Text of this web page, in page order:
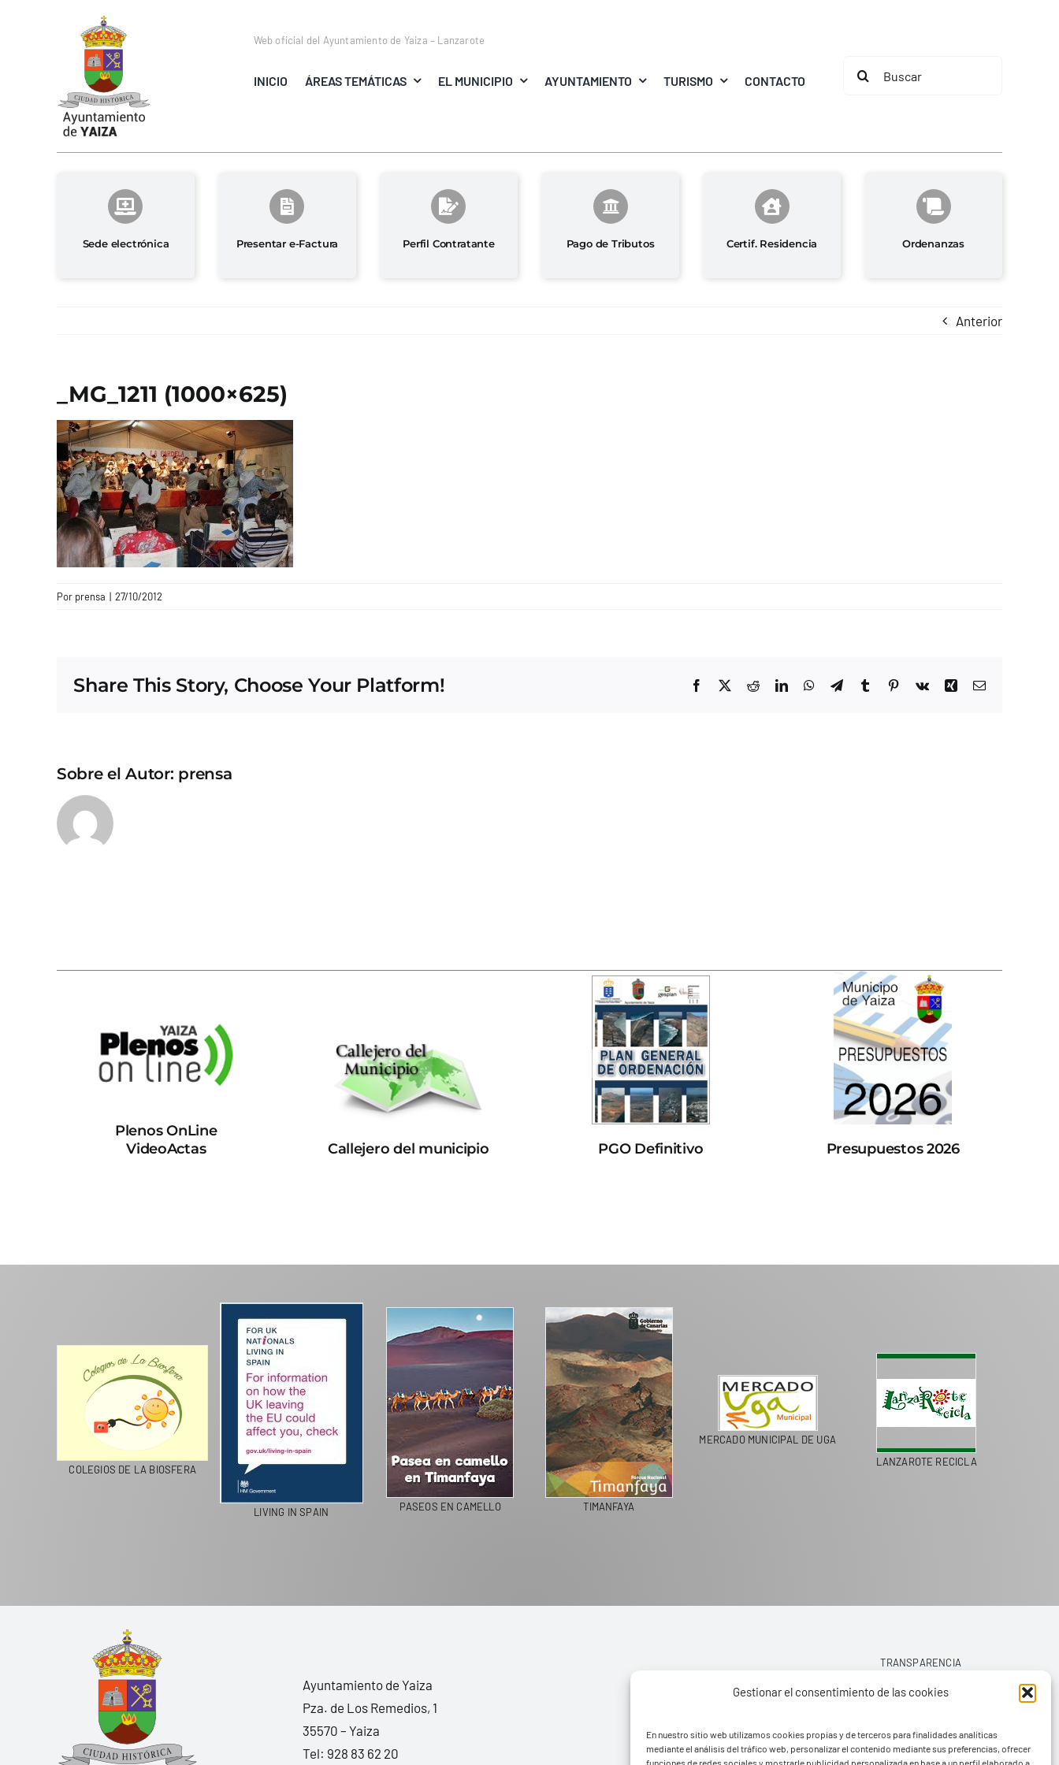
Gestionar el consentimiento de las cookies
En nuestro sitio web utilizamos cookies propias y de terceros para finalidades analíticas
mediante el análisis del tráfico web, personalizar el contenido mediante sus preferencias, ofrecer
funciones de redes sociales y mostrarle publicidad personalizada en base a un perfil elaborado a
Web oficial del Ayuntamiento de Yaiza – Lanzarote
INICIO ÁREAS TEMÁTICAS EL MUNICIPIO AYUNTAMIENTO TURISMO CONTACTO
Buscar:
Sede electrónica Presentar e-Factura Perfil Contratante Pago de Tributos Certif. Residencia Ordenanzas
Anterior
_MG_1211 (1000×625)
Por prensa | 27/10/2012
Share This Story, Choose Your Platform! Facebook
X RedditLinkedInWhatsApp
TelegramTumblrPinterest
Vk Xing Correo
Sobre el Autor: prensa
Plenos OnLine
VideoActas
Callejero del municipio PGO Definitivo Presupuestos 2026
COLEGIOS DE LA BIOSFERA
LIVING IN SPAIN PASEOS EN CAMELLO TIMANFAYA
MERCADO MUNICIPAL DE UGA
LANZAROTE RECICLA
Ayuntamiento de Yaiza
Pza. de Los Remedios, 1
35570 – Yaiza
Tel: 928 83 62 20
TRANSPARENCIA
AVISO LEGAL
POLÍTICA DE PRIVACIDAD